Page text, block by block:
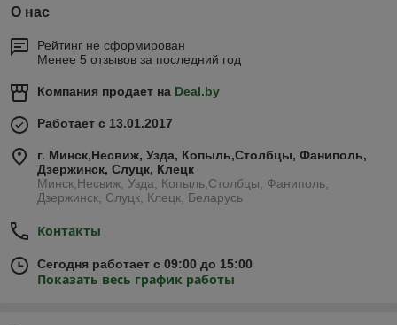
О нас
Рейтинг не сформирован
Менее 5 отзывов за последний год
Компания продает на Deal.by
Работает с 13.01.2017
г. Минск,Несвиж, Узда, Копыль,Столбцы, Фаниполь,
Дзержинск, Слуцк, Клецк
Минск,Несвиж, Узда, Копыль,Столбцы, Фаниполь,
Дзержинск, Слуцк, Клецк, Беларусь
Контакты
Сегодня работает с 09:00 до 15:00
Показать весь график работы